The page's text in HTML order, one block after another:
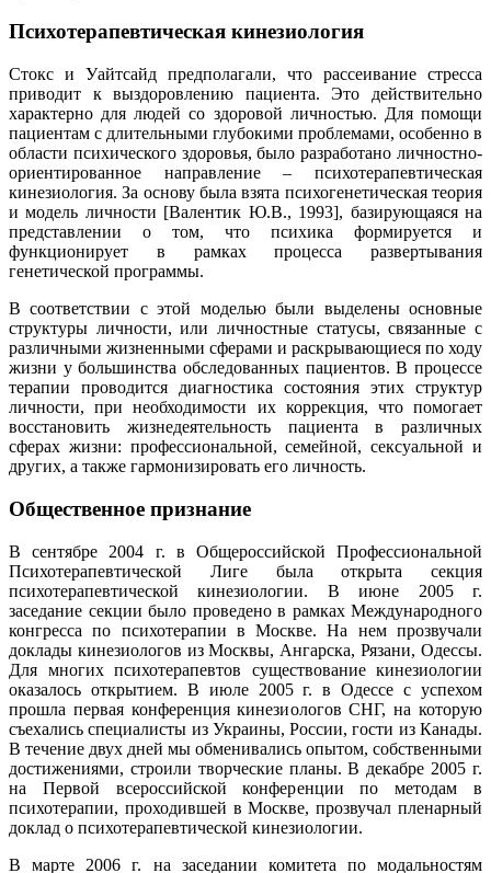
Психотерапевтическая кинезиология
Стокс и Уайтсайд предполагали, что рассеивание стресса
приводит к выздоровлению пациента. Это действительно
характерно для людей со здоровой личностью. Для помощи
пациентам с длительными глубокими проблемами, особенно в
области психического здоровья, было разработано личностно-
ориентированное направление – психотерапевтическая
кинезиология. За основу была взята психогенетическая теория
и модель личности [Валентик Ю.В., 1993], базирующаяся на
представлении о том, что психика формируется и
функционирует в рамках процесса развертывания
генетической программы.
В соответствии с этой моделью были выделены основные
структуры личности, или личностные статусы, связанные с
различными жизненными сферами и раскрывающиеся по ходу
жизни у большинства обследованных пациентов. В процессе
терапии проводится диагностика состояния этих структур
личности, при необходимости их коррекция, что помогает
восстановить жизнедеятельность пациента в различных
сферах жизни: профессиональной, семейной, сексуальной и
других, а также гармонизировать его личность.
Общественное признание
В сентябре 2004 г. в Общероссийской Профессиональной
Психотерапевтической Лиге была открыта секция
психотерапевтической кинезиологии. В июне 2005 г.
заседание секции было проведено в рамках Международного
конгресса по психотерапии в Москве. На нем прозвучали
доклады кинезиологов из Москвы, Ангарска, Рязани, Одессы.
Для многих психотерапевтов существование кинезиологии
оказалось открытием. В июле 2005 г. в Одессе с успехом
прошла первая конференция кинезиологов СНГ, на которую
съехались специалисты из Украины, России, гости из Канады.
В течение двух дней мы обменивались опытом, собственными
достижениями, строили творческие планы. В декабре 2005 г.
на Первой всероссийской конференции по методам в
психотерапии, проходившей в Москве, прозвучал пленарный
доклад о психотерапевтической кинезиологии.
В марте 2006 г. на заседании комитета по модальностям